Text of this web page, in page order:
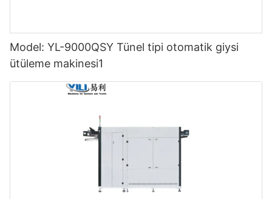
Model: YL-9000QSY Tünel tipi otomatik giysi
ütüleme makinesi1